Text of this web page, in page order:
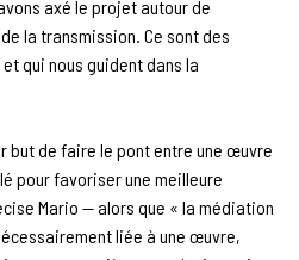
axé le projet autour de
la transmission. Ce sont des
qui nous guident dans la
but de faire le pont entre une œuvre
pour favoriser une meilleure
Mario — alors que « la médiation
liée à une œuvre,